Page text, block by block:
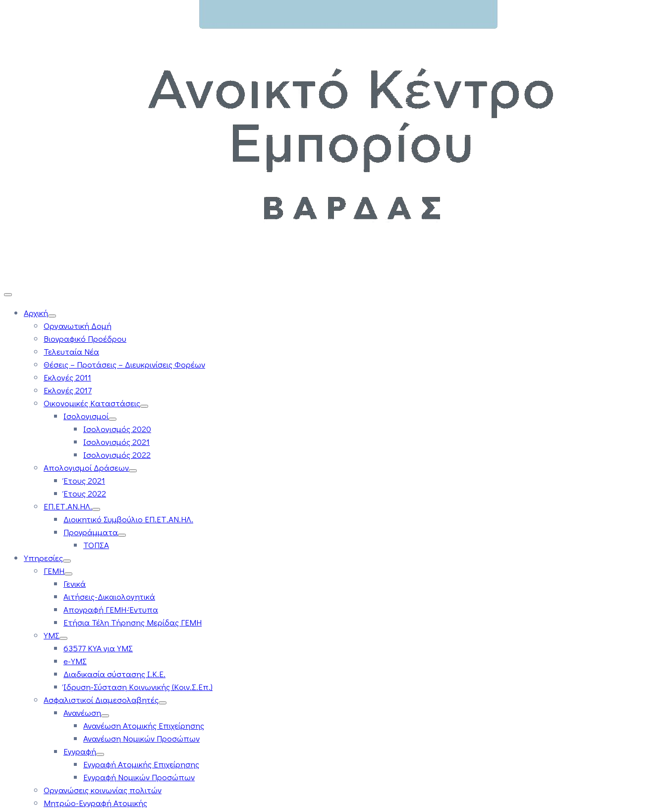
Αρχική
Οργανωτική Δομή
Βιογραφικό Προέδρου
Τελευταία Νέα
Θέσεις – Προτάσεις – Διευκρινίσεις Φορέων
Εκλογές 2011
Εκλογές 2017
Οικονομικές Καταστάσεις
Ισολογισμοί
Ισολογισμός 2020
Ισολογισμός 2021
Ισολογισμός 2022
Απολογισμοί Δράσεων
Έτους 2021
Έτους 2022
ΕΠ.ΕΤ.ΑΝ.ΗΛ.
Διοικητικό Συμβούλιο ΕΠ.ΕΤ.ΑΝ.ΗΛ.
Προγράμματα
ΤΟΠΣΑ
Υπηρεσίες
ΓΕΜΗ
Γενικά
Αιτήσεις-Δικαιολογητικά
Απογραφή ΓΕΜΗ-Έντυπα
Ετήσια Τέλη Τήρησης Μερίδας ΓΕΜΗ
ΥΜΣ
63577 ΚΥΑ για ΥΜΣ
e-ΥΜΣ
Διαδικασία σύστασης Ι.Κ.Ε.
Ίδρυση-Σύσταση Κοινωνικής (Κοιν.Σ.Επ.)
Ασφαλιστικοί Διαμεσολαβητές
Ανανέωση
Ανανέωση Ατομικής Επιχείρησης
Ανανέωση Νομικών Προσώπων
Εγγραφή
Εγγραφή Ατομικής Επιχείρησης
Εγγραφή Νομικών Προσώπων
Οργανώσεις κοινωνίας πολιτών
Μητρώο-Εγγραφή Ατομικής